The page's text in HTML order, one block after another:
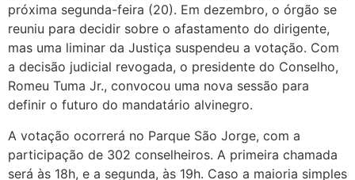
próxima segunda-feira (20). Em dezembro, o órgão se
reuniu para decidir sobre o afastamento do dirigente,
mas uma liminar da Justiça suspendeu a votação. Com
a decisão judicial revogada, o presidente do Conselho,
Romeu Tuma Jr., convocou uma nova sessão para
definir o futuro do mandatário alvinegro.
A votação ocorrerá no Parque São Jorge, com a
participação de 302 conselheiros. A primeira chamada
será às 18h, e a segunda, às 19h. Caso a maioria simples